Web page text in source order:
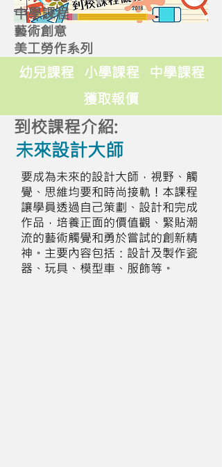
中學課程
藝術創意
美工勞作系列
幼兒課程 小學課程
中學課程
獲取報價
到校課程介紹:
未來設計大師
要成為未來的設計大師，視野、觸
覺、思維均要和時尚接軌！本課程
讓學員透過自己策劃、設計和完成
作品，培養正面的價值觀、緊貼潮
流的藝術觸覺和勇於嘗試的創新精
神。主要內容包括：設計及製作瓷
器、玩具、模型車、服飾等。